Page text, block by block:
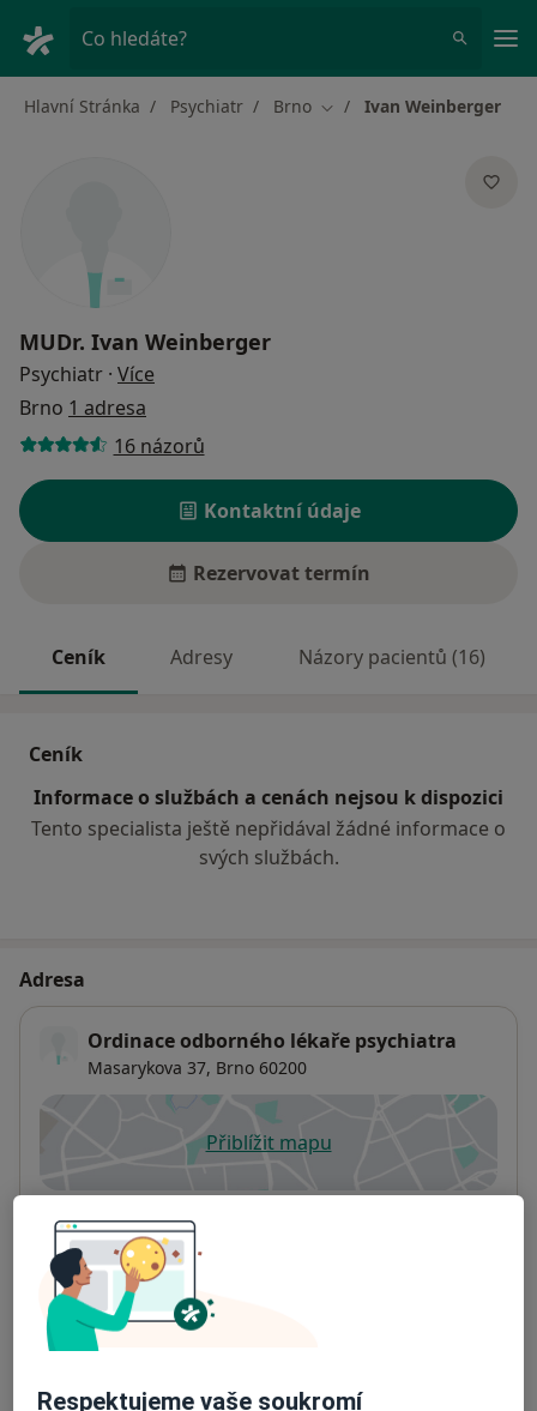
Co hledáte?
Hlavní Stránka Psychiatr Brno Změna města
Ivan Weinberger
MUDr. Ivan Weinberger
Psychiatr · Více
Brno 1 adresa
16 názorů
Kontaktní údaje
Rezervovat termín
Ceník Adresy Názory pacientů (16)
Ceník
Informace o službách a cenách nejsou k dispozici
Tento specialista ještě nepřidával žádné informace o
svých službách.
Adresa
Ordinace odborného lékaře psychiatra
Masarykova 37, Brno 60200
Přiblížit mapuse otevře v nové záložce
Na této adrese online kalendář není aktivní
Co mám v takové situaci udělat?
Způsoby platby (soukromé návštěvy)
Na teto adrese lékař přijímá pacienty na pojišťovnu
Respektujeme vaše soukromí